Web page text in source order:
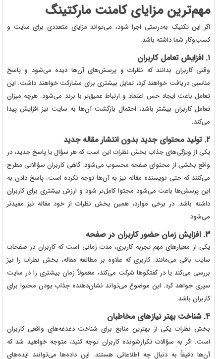
مهم‌ترین مزایای کامنت مارکتینگ
اگر این تکنیک به‌درستی اجرا شود، می‌تواند مزایای متعددی برای سایت و
کسب‌وکار شما داشته باشد.
۱. افزایش تعامل کاربران
وقتی کاربران بدانند که نظرات و پرسش‌های آن‌ها دیده می‌شود و پاسخ
مناسبی دریافت خواهند کرد، تمایل بیشتری برای مشارکت خواهند داشت. این
تعامل باعث ایجاد حس اعتماد و ارتباط عمیق‌تر با برند می‌شود. هرچه میزان
تعامل کاربران بیشتر باشد، احتمال بازگشت آن‌ها به سایت نیز افزایش پیدا
می‌کند.
۲. تولید محتوای جدید بدون انتشار مقاله جدید
یکی از ویژگی‌های جذاب بخش نظرات این است که هر سؤال یا پاسخ جدید، در
واقع بخشی از محتوای صفحه محسوب می‌شود. گاهی کاربران سؤالاتی مطرح
می‌کنند که حتی نویسنده مقاله نیز به آن‌ها توجه نکرده است. پاسخ دادن به
این پرسش‌ها باعث می‌شود محتوا کامل‌تر شود و ارزش بیشتری برای کاربران
داشته باشد. در برخی موارد، همین بخش نظرات از خود مقاله نیز مفیدتر
می‌شود.
۳. افزایش زمان حضور کاربران در صفحه
یکی از معیارهای مهم تجربه کاربری، مدت زمانی است که کاربران در صفحات
سایت باقی می‌مانند. کاربری که علاوه بر مطالعه مقاله، بخش نظرات را نیز
بررسی می‌کند یا در گفتگوها شرکت می‌کند، معمولاً زمان بیشتری را در سایت
سپری خواهد کرد. این موضوع می‌تواند نشان‌دهنده جذاب بودن محتوا برای
کاربران باشد.
۴. شناخت بهتر نیازهای مخاطبان
بخش نظرات یکی از بهترین منابع برای شناخت دغدغه‌های واقعی کاربران
است. اگر به سؤالات تکرارشونده کاربران توجه کنید، متوجه خواهید شد که
آن‌ها دقیقاً به دنبال چه اطلاعاتی هستند. این داده‌ها می‌توانند ایده‌های